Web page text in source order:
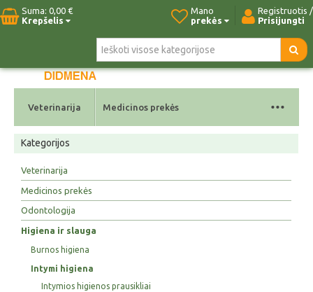
Suma: 0,00 €
Krepšelis
Registruotis /
Prisijungti
Mano
prekės
Pradžia Naujos prekės Kontaktai
Veterinarija Medicinos prekės ...
Kategorijos
Veterinarija
Medicinos prekės
Odontologija
Higiena ir slauga
Burnos higiena
Intymi higiena
Intymios higienos prausikliai